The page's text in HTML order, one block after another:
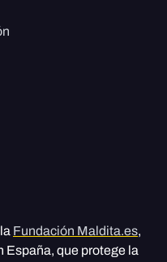
Fundación Maldita.es,
España, que protege la